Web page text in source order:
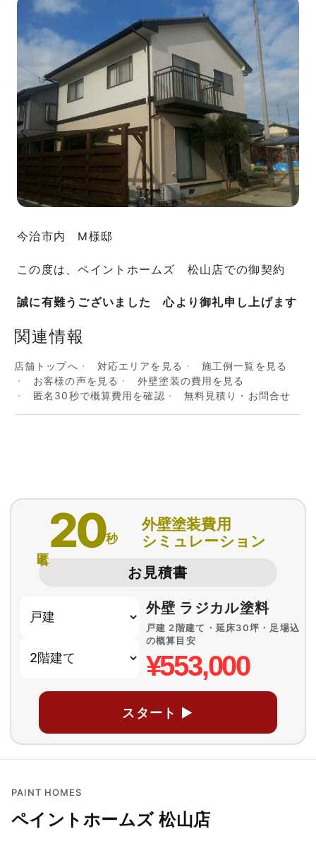
今治市内 M様邸
この度は、ペイントホームズ 松山店での御契約
誠に有難うございました 心より御礼申し上げます
関連情報
店舗トップへ 対応エリアを見る
施工例一覧を見る
お客様の声を見る
外壁塗装の費用を見る
匿名30秒で概算費用を確認
無料見積り・お問合せ
20秒
外壁塗装費用
シミュレーション
お見積書
外壁 ラジカル塗料
戸建 2階建て・延床30坪・足場込
の概算目安
¥553,000
スタート ▶
PAINT HOMES
ペイントホームズ 松山店